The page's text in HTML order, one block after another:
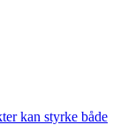
kan styrke både